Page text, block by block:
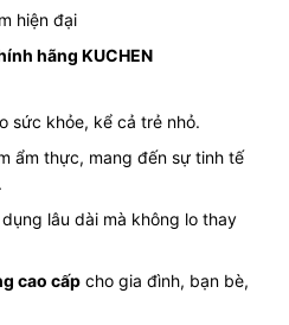
hiện đại
hãng KUCHEN
sức khỏe, kể cả trẻ nhỏ.
ẩm thực, mang đến sự tinh tế
lâu dài mà không lo thay
cao cấp cho gia đình, bạn bè,